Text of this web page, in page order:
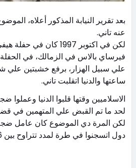
بعد تقرير النيابة المذكور أعلاه،
عنه تاني.
لكن في اكتوبر 1997 كان
فيرساي بالاس في الزمالك، في
علي سبيل الهزار، برفع خشبتين
ساعتها والدنيا اتقلبت تاني.
الاسلاميين وقتها قلبوا الدنيا وعملوا
لحد ما تم القبض علي المتهمين في
لكن المرة دي الموضوع كان عامل
دول اتسجنوا في طرة لمدد تتراوح بين 6 أشهر لسنتين.